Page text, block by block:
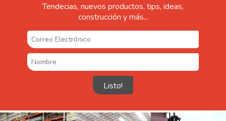
Tendecias, nuevos productos, tips, ideas,
construcción y más...